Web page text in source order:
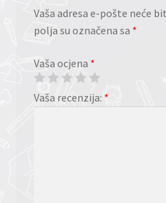
Vaša adresa e-pošte neće
polja su označena sa *
Vaša ocjena *
Vaša recenzija: *